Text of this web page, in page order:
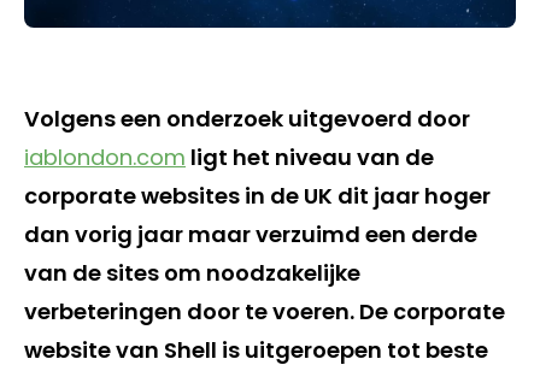
Volgens een onderzoek uitgevoerd door
iablondon.com ligt het niveau van de
corporate websites in de UK dit jaar hoger
dan vorig jaar maar verzuimd een derde
van de sites om noodzakelijke
verbeteringen door te voeren. De corporate
website van Shell is uitgeroepen tot beste